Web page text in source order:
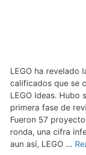
LEGO ha revelado
calificados que se
LEGO Ideas. Hubo
primera fase de
Fueron 57
ronda, una cifra
aun así, LEGO …